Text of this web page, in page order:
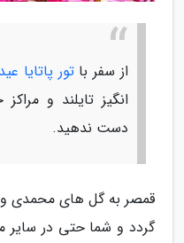
از سفر باتور پاتایا عید
انگیز تایلند و مراکز
دست ندهید.
قمصر به گل های محمدی
گردد و شما حتی در سایر